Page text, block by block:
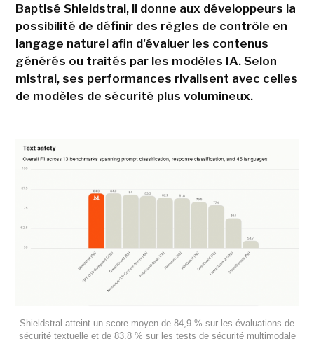
Baptisé Shieldstral, il donne aux développeurs la
possibilité de définir des règles de contrôle en
langage naturel afin d'évaluer les contenus
générés ou traités par les modèles IA. Selon
mistral, ses performances rivalisent avec celles
de modèles de sécurité plus volumineux.
Shieldstral atteint un score moyen de 84,9 % sur les évaluations de
sécurité textuelle et de 83,8 % sur les tests de sécurité multimodale